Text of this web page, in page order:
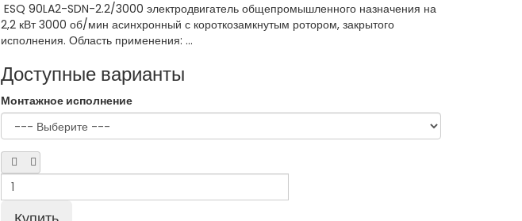
ESQ 90LA2-SDN-2.2/3000 электродвигатель общепромышленного назначения на
2,2 кВт 3000 об/мин асинхронный с короткозамкнутым ротором, закрытого
исполнения. Область применения: ...
Доступные варианты
Монтажное исполнение